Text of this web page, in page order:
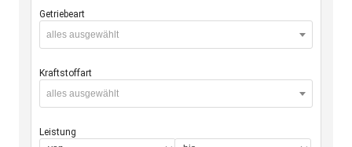
Getriebeart
alles ausgewählt
Kraftstoffart
alles ausgewählt
Leistung